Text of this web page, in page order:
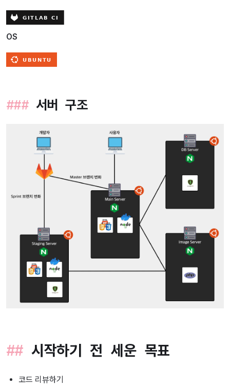
OS
서버 구조
시작하기 전 세운 목표
코드 리뷰하기